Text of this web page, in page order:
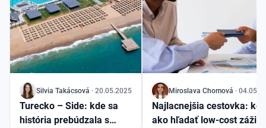
J Silvia Takácsová · 20.05.2025
Turecko – Side: kde sa
história prebúdzala s
J Miroslava Chomová ·
Najlacnejšia cestovka:
ako hľadať low-cost